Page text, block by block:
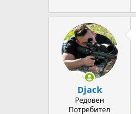
Djack
Редовен
Потребител